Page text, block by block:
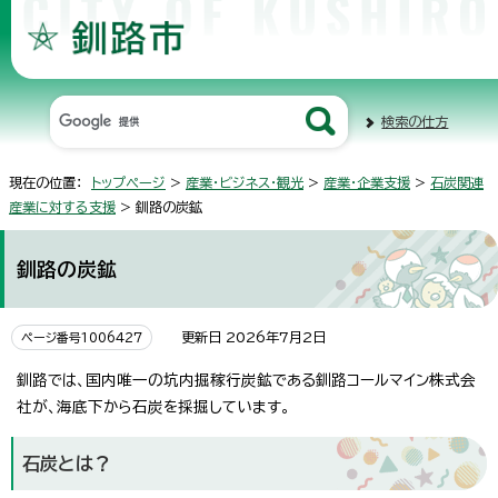
検索の仕方
現在の位置： トップページ > 産業・ビジネス・観光 > 産業・企業支援 > 石炭関連
産業に対する支援 > 釧路の炭鉱
釧路の炭鉱
ページ番号1006427 更新日 2026年7月2日
釧路では、国内唯一の坑内掘稼行炭鉱である釧路コールマイン株式会
社が、海底下から石炭を採掘しています。
石炭とは？